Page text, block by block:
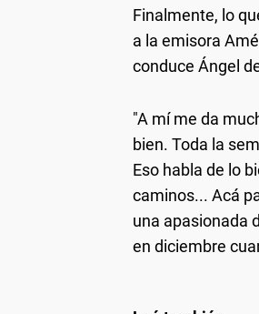
Finalmente, lo
a la emisora
conduce Ángel
"A mí me da
bien. Toda la
Eso habla de lo
caminos... Acá
una apasionada
en diciembre